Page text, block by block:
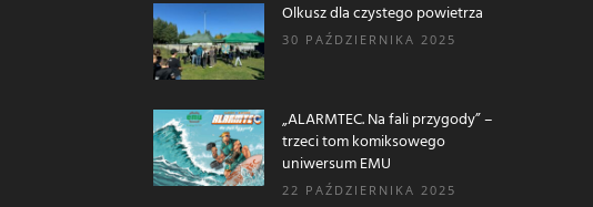
Olkusz dla czystego powietrza
30 PAŹDZIERNIKA 2025
„ALARMTEC. Na fali przygody” –
trzeci tom komiksowego
uniwersum EMU
22 PAŹDZIERNIKA 2025